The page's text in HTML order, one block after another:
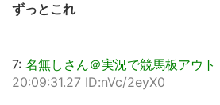
ずっとこれ
7: 名無しさん＠実況で競馬板アウト
20:09:31.27 ID:nVc/2eyX0